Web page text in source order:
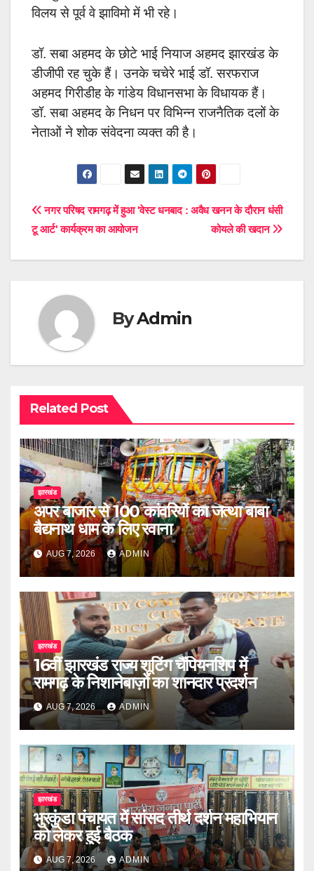
विलय से पूर्व वे झाविमो में भी रहे।
डॉ. सबा अहमद के छोटे भाई नियाज अहमद झारखंड के
डीजीपी रह चुके हैं। उनके चचेरे भाई डॉ. सरफराज
अहमद गिरीडीह के गांडेय विधानसभा के विधायक हैं।
डॉ. सबा अहमद के निधन पर विभिन्न राजनैतिक दलों के
नेताओं ने शोक संवेदना व्यक्त की है।
Post
navigation
धनबाद : अवैध खनन के दौरान धंसी
कोयले की खदान
नगर परिषद रामगढ़ में हुआ 'वेस्ट
टू आर्ट' कार्यक्रम का आयोजन
ByAdmin
Related Post
झारखंड
अपर बाजार से 100 कांवरियों का जत्था बाबा
बैद्यनाथ धाम के लिए रवाना
AUG 7, 2026 ADMIN
झारखंड
16वीं झारखंड राज्य शूटिंग चैंपियनशिप में
रामगढ़ के निशानेबाज़ों का शानदार प्रदर्शन
AUG 7, 2026 ADMIN
झारखंड
भुरकुंडा पंचायत में सांसद तीर्थ दर्शन महाभियान
को लेकर हुई बैठक
AUG 7, 2026 ADMIN